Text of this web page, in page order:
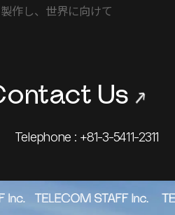
製作し、 世界に向けて
Us→
Telephone : +81-3-5411-2311